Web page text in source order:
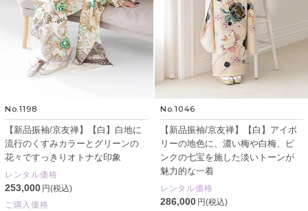
No.1198
【新品振袖/京友禅】【白】白地に
流行のくすみカラーとグリーンの
花々ですっきりオトナな印象
レンタル価格
253,000 円(税込)
ご購入価格
No.1046
【新品振袖/京友禅】【白】アイボ
リーの地色に、濃い梅や白梅、ピ
ンクの七宝を施した淡いトーンが
魅力的な一着
レンタル価格
286,000 円(税込)